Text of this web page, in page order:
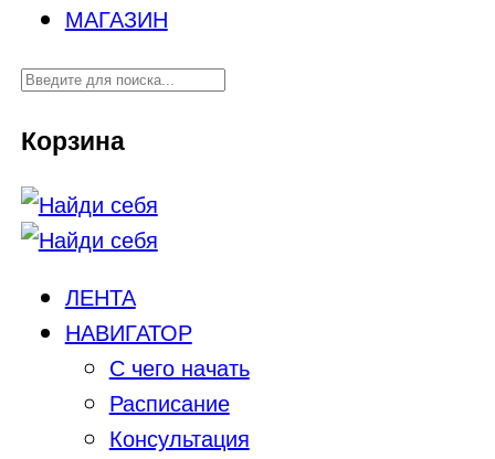
МАГАЗИН
Корзина
ЛЕНТА
НАВИГАТОР
С чего начать
Расписание
Консультация